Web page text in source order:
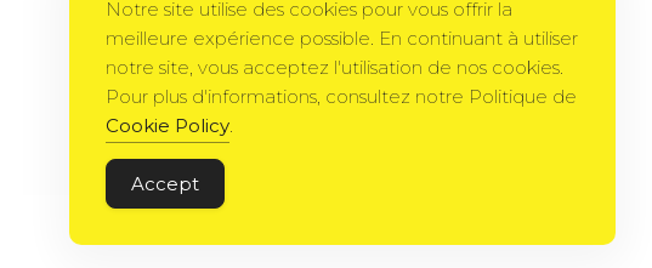
Notre site utilise des cookies pour vous offrir la
meilleure expérience possible. En continuant à utiliser
notre site, vous acceptez l'utilisation de nos cookies.
Pour plus d'informations, consultez notre Politique de
Cookie Policy.
Accept